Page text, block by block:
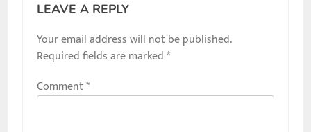
LEAVE A REPLY
Your email address will not be published.
Required fields are marked*
Comment*